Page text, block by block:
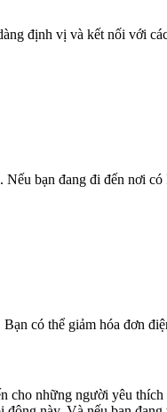
định vị và kết nối với
bạn đang đi đến nơi
có thể giảm hóa đơn
cho những người yêu